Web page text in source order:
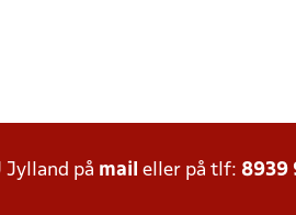
Jylland på mail eller på tlf: 8939